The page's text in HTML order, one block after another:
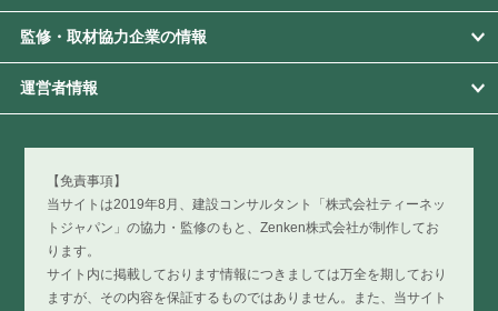
監修・取材協力企業の情報
運営者情報
【免責事項】
当サイトは2019年8月、建設コンサルタント「株式会社ティーネッ
トジャパン」の協力・監修のもと、Zenken株式会社が制作してお
ります。
サイト内に掲載しております情報につきましては万全を期しており
ますが、その内容を保証するものではありません。また、当サイト